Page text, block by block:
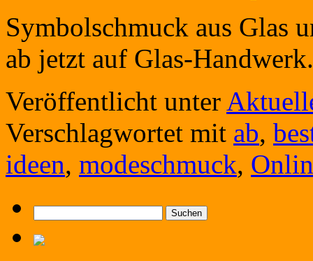
Symbolschmuck aus Glas
ab jetzt auf Glas-
Veröffentlicht unter
Verschlagwortet mit ab,
ideen, modeschmuck,
nach: